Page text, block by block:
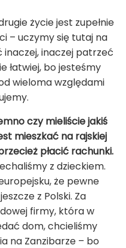
życie jest zupełnie
– uczymy się tutaj na
inaczej patrzeć
łatwiej, bo jesteśmy
wieloma względami
czy mieliście jakiś
mieszkać na rajskiej
płacić rachunki.
z dzieckiem.
że pewne
z Polski. Za
firmy, która w
dom, chcieliśmy
na Zanzibarze – bo